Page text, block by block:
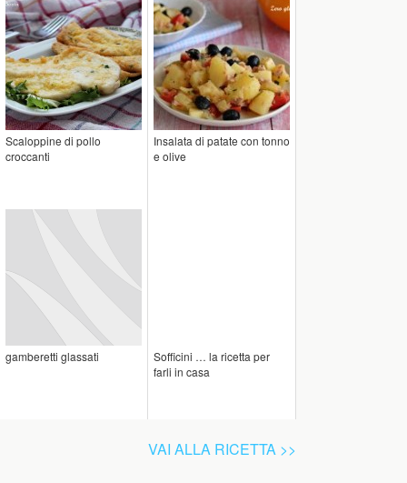
Scaloppine di pollo
croccanti
Insalata di patate con tonno
e olive
gamberetti glassati
Sofficini … la ricetta per
farli in casa
VAI ALLA RICETTA >>